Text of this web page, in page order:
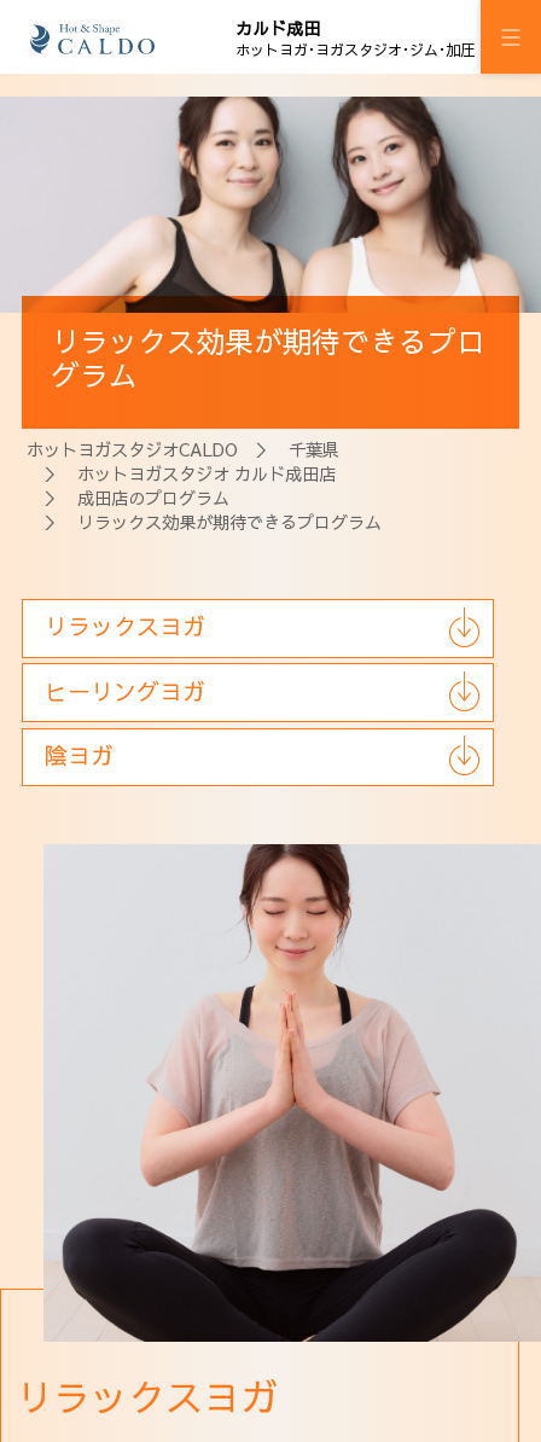
カルド成田
ホットヨガ･ヨガスタジオ･ジム･加圧
スケジュール
マピラセミ
ジム
料金
ウェルチケ
アクセス
リラックス効果が期待できるプロ
グラム
ホットヨガスタジオCALDO ＞ 千葉県
＞ ホットヨガスタジオ カルド成田店
＞成田店のプログラム
＞ リラックス効果が期待できるプログラム
リラックスヨガ
ヒーリングヨガ
陰ヨガ
リラックスヨガ